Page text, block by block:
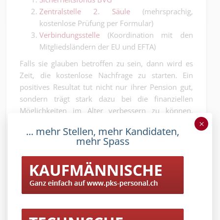
Zentralstelle 2. Säule (mehrsprachig,
kostenlose Prüfung per Formular)
Verbindungsstelle (Koordination mit den
Mitgliedsländern der EU und EFTA)
Falls sie glauben betroffen zu sein, dann wird es
Zeit, die kostenlose Nachfrage zu starten. Ein
positives Resultat tut nicht nur ihrer Pension gut,
sondern trägt stark dazu bei die finanziellen
Möglichkeiten im Alter verbessern zu können.
Speerspitze gegen die Altersarmut.
... mehr Stellen, mehr Kandidaten,
mehr Spass
×